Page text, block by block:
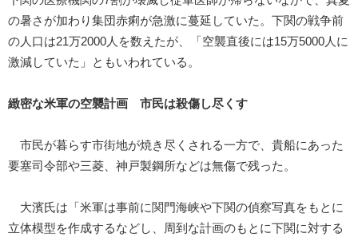
の暑さが加わり集団赤痢が急激に蔓延していた。下関の戦争前
の人口は21万2000人を数えたが、「空襲直後には15万5000人に
激減していた」ともいわれている。
緻密な米軍の空襲計画 市民は殺傷し尽くす
市民が暮らす市街地が焼き尽くされる一方で、貴船にあった
要塞司令部や三菱、神戸製鋼所などは無傷で残った。
大濱氏は「米軍は事前に関門海峡や下関の偵察写真をもとに
立体模型を作成するなどし、周到な計画のもとに下関に対する